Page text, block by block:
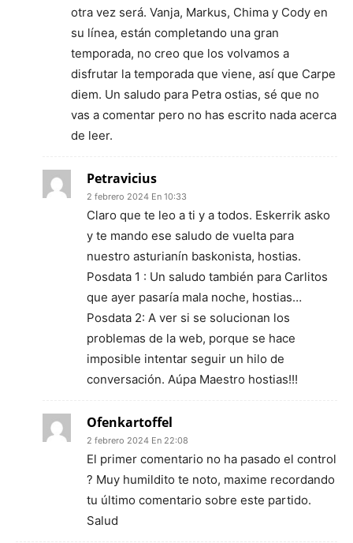
otra vez será. Vanja, Markus, Chima y Cody en
su línea, están completando una gran
temporada, no creo que los volvamos a
disfrutar la temporada que viene, así que Carpe
diem. Un saludo para Petra ostias, sé que no
vas a comentar pero no has escrito nada acerca
de leer.
Petravicius
2 febrero 2024 En 10:33
Claro que te leo a ti y a todos. Eskerrik asko
y te mando ese saludo de vuelta para
nuestro asturianín baskonista, hostias.
Posdata 1 : Un saludo también para Carlitos
que ayer pasaría mala noche, hostias…
Posdata 2: A ver si se solucionan los
problemas de la web, porque se hace
imposible intentar seguir un hilo de
conversación. Aúpa Maestro hostias!!!
Ofenkartoffel
2 febrero 2024 En 22:08
El primer comentario no ha pasado el control
? Muy humildito te noto, maxime recordando
tu último comentario sobre este partido.
Salud